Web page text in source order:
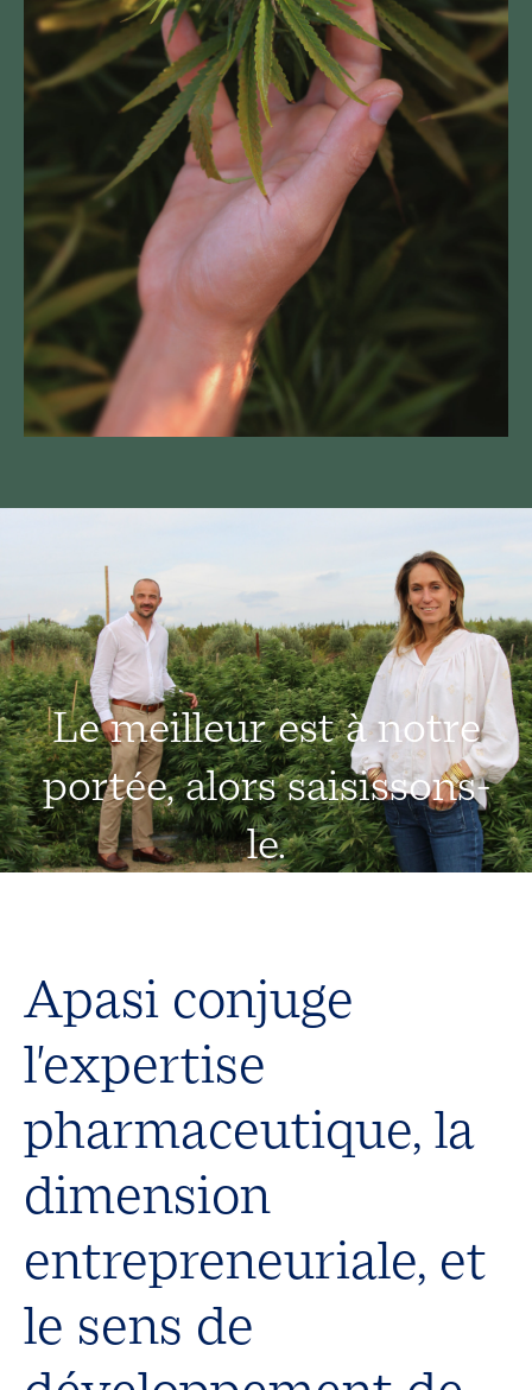
Le meilleur est à notre
portée, alors saisissons-
le.
Apasi conjuge
l'expertise
pharmaceutique, la
dimension
entrepreneuriale, et
le sens de